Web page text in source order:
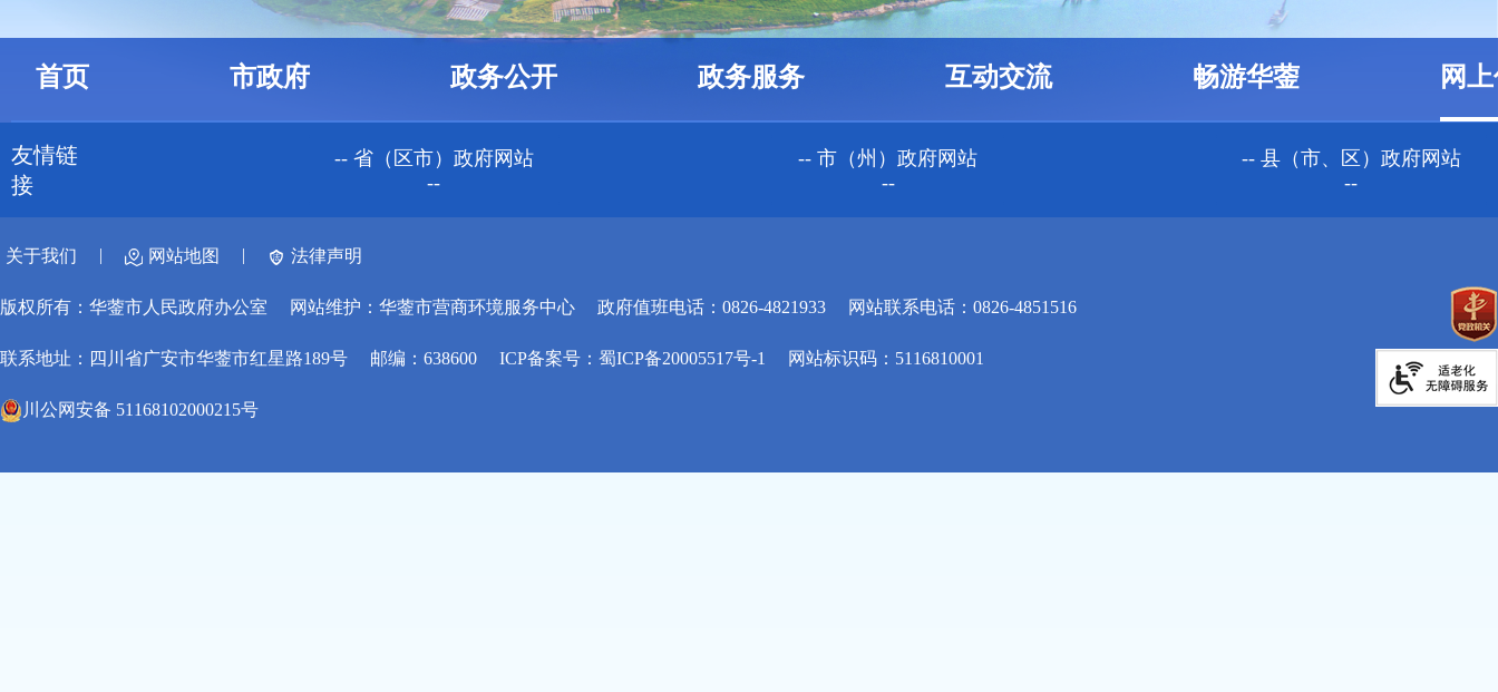
首页 市政府 政务公开 政务服务 互动交流 畅游华蓥 网
友情链
接
-- 省（区市）政府网站
--
-- 市（州）政府网站
--
-- 县（市、区）政府网站
--
关于我们 | 网站地图 | 法律声明
版权所有：华蓥市人民政府办公室 网站维护：华蓥市营商环境服务中心 政府值班电话：0826-4821933 网站联系电话：0826-4851516
联系地址：四川省广安市华蓥市红星路189号 邮编：638600 ICP备案号：蜀ICP备20005517号-1 网站标识码：5116810001
川公网安备 51168102000215号